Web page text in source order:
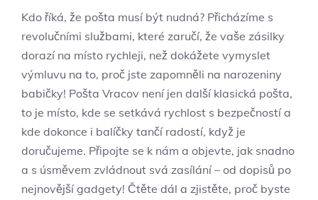
Kdo říká, že pošta musí být nudná? Přicházíme s
revolučními službami, které zaručí, že vaše zásilky
dorazí na místo rychleji, než dokážete vymyslet
výmluvu na to, proč jste zapomněli na narozeniny
babičky! Pošta Vracov není jen další klasická pošta,
to je místo, kde se setkává rychlost s bezpečností a
kde dokonce i balíčky tančí radostí, když je
doručujeme. Připojte se k nám a objevte, jak snadno
a s úsměvem zvládnout svá zasílání – od dopisů po
nejnovější gadgety! Čtěte dál a zjistěte, proč byste